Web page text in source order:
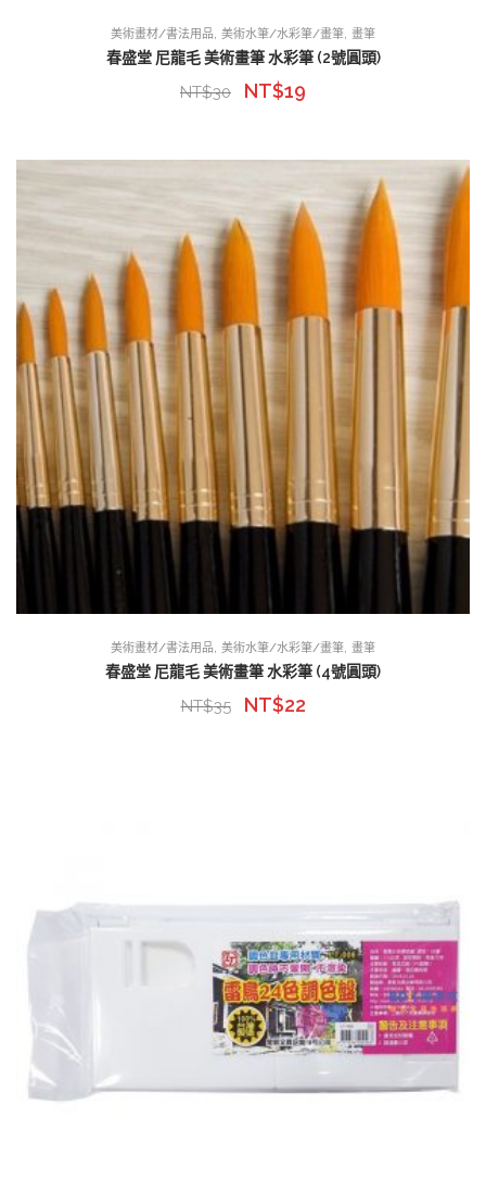
美術畫材/書法用品 美術水筆/水彩筆/畫筆 畫筆
春盛堂 尼龍毛 美術畫筆 水彩筆 (2號圓頭)
NT$30 NT$19
美術畫材/書法用品 美術水筆/水彩筆/畫筆 畫筆
春盛堂 尼龍毛 美術畫筆 水彩筆 (4號圓頭)
NT$35 NT$22